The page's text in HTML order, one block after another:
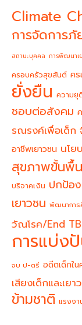
Climate
การจัดการ
สถานะบุคคล การพัฒนาเ
ครอบครัวสุขสันต์ ค
ยั่งยืน ความยุ
ชอบต่อสังคม
รณรงค์เพื่อเด็ก
อาชีพเยาวชน นโย
สุขภาพขั้นพื้
บริจาคเงิน ปกป้อ
เยาวชน พัฒนาการ
วัณโรค/End TB
การแบ่ง
จบ ป-ตรี อดีตเด็กใน
เสียงเด็กและเยา
ข้ามชาติ แรงง